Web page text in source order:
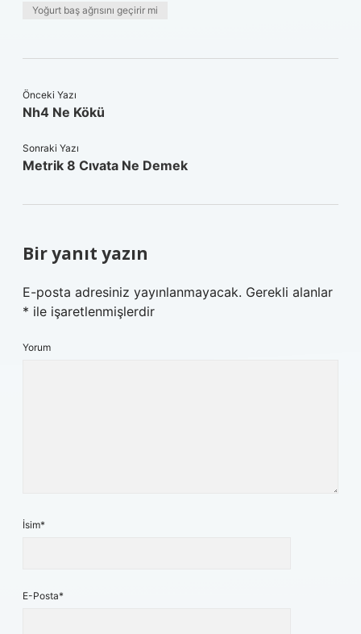
Yoğurt baş ağrısını geçirir mi
Önceki Yazı
Nh4 Ne Kökü
Sonraki Yazı
Metrik 8 Cıvata Ne Demek
Bir yanıt yazın
E-posta adresiniz yayınlanmayacak. Gerekli alanlar
* ile işaretlenmişlerdir
Yorum
İsim*
E-Posta*